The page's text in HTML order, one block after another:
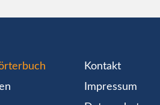
Kontakt
Impressum